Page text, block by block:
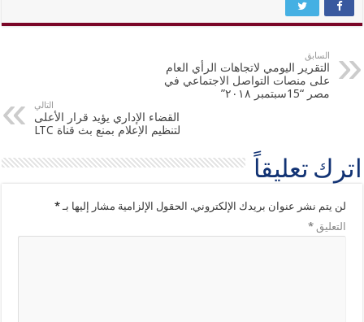
السابق
التقرير اليومي لاتجاهات الرأي العام
على منصات التواصل الاجتماعي في
مصر “15سبتمبر ٢٠١٨”
التالي
القضاء الإداري يؤيد قرار الأعلى
لتنظيم الإعلام بمنع بث قناة LTC
اترك تعليقاً
لن يتم نشر عنوان بريدك الإلكتروني. الحقول الإلزامية مشار إليها بـ*
التعليق*